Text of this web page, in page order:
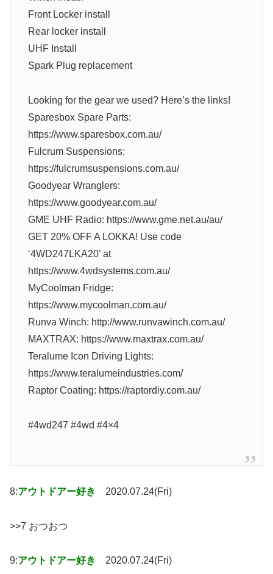
Front Locker install
Rear locker install
UHF Install
Spark Plug replacement
Looking for the gear we used? Here’s the links!
Sparesbox Spare Parts:
https://www.sparesbox.com.au/
Fulcrum Suspensions:
https://fulcrumsuspensions.com.au/
Goodyear Wranglers:
https://www.goodyear.com.au/
GME UHF Radio: https://www.gme.net.au/au/
GET 20% OFF A LOKKA! Use code
‘4WD247LKA20’ at
https://www.4wdsystems.com.au/
MyCoolman Fridge:
https://www.mycoolman.com.au/
Runva Winch: http://www.runvawinch.com.au/
MAXTRAX: https://www.maxtrax.com.au/
Teralume Icon Driving Lights:
https://www.teralumeindustries.com/
Raptor Coating: https://raptordiy.com.au/
#4wd247 #4wd #4×4
8:アウトドアー好き 2020.07.24(Fri)
>>7 おつおつ
9:アウトドアー好き 2020.07.24(Fri)